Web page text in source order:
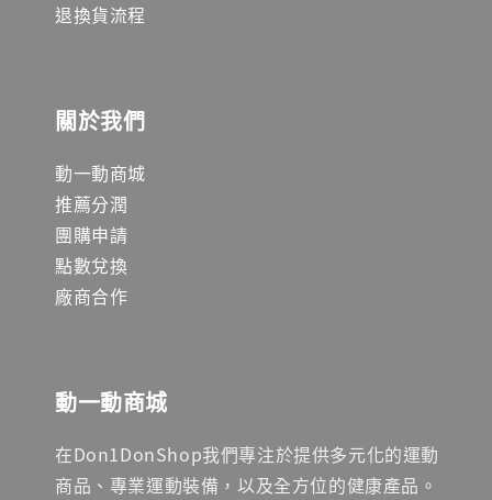
退換貨流程
關於我們
動一動商城
推薦分潤
團購申請
點數兌換
廠商合作
動一動商城
在Don1DonShop我們專注於提供多元化的運動
商品、專業運動裝備，以及全方位的健康產品。